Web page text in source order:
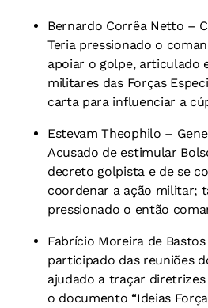
Bernardo Corrêa Netto –
Teria pressionado o
apoiar o golpe, articulado
militares das Forças
carta para influenciar a
Estevam Theophilo –
Acusado de estimular
decreto golpista e de se
coordenar a ação militar;
pressionado o então
Fabrício Moreira de
participado das reuniões
ajudado a traçar
o documento “Ideias